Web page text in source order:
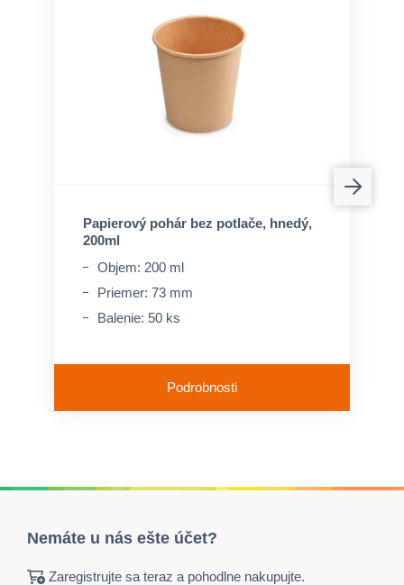
Papierový pohár bez potlače, hnedý,
200ml
Objem: 200 ml
Priemer: 73 mm
Balenie: 50 ks
Podrobnosti
Nemáte u nás ešte účet?
Zaregistrujte sa teraz a pohodlne nakupujte.